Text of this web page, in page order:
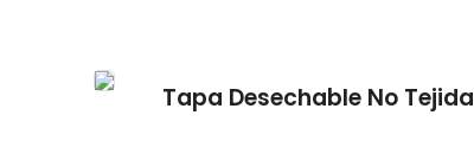
Tapa Desechable No Tejida